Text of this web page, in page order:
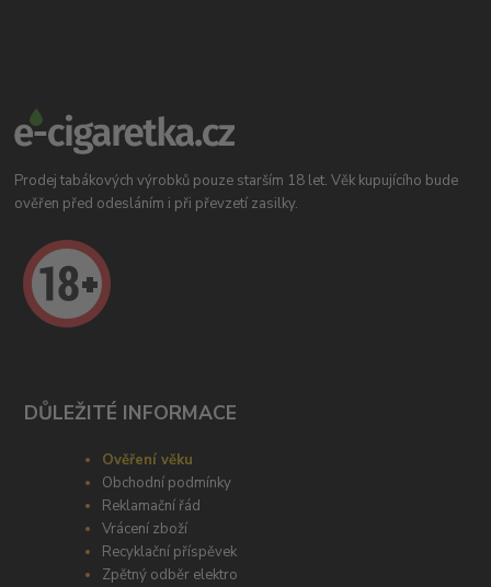
Prodej tabákových výrobků pouze starším 18 let. Věk kupujícího bude
ověřen před odesláním i při převzetí zasilky.
DŮLEŽITÉ INFORMACE
Ověření věku
Obchodní podmínky
Reklamační řád
Vrácení zboží
Recyklační příspěvek
Zpětný odběr elektro